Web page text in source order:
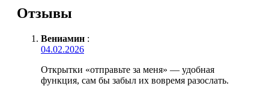
Отзывы
Вениамин :
04.02.2026
Открытки «отправьте за меня» — удобная
функция, сам бы забыл их вовремя разослать.